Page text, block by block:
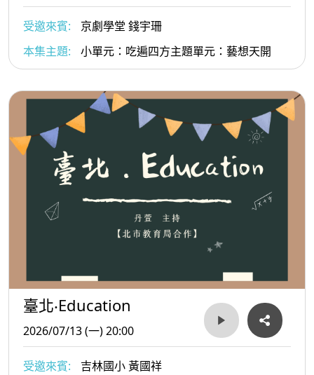
受邀來賓:
京劇學堂 錢宇珊
本集主題:
小單元：吃遍四方主題單元：藝想天開
臺北‧Education
2026/07/13 (一) 20:00
受邀來賓:
吉林國小 黃國祥